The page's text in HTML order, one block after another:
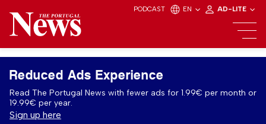
PODCAST EN AD-LITE
Reduced Ads Experience
Read The Portugal News with fewer ads for 1.99€ per month or
19.99€ per year.
Sign up here